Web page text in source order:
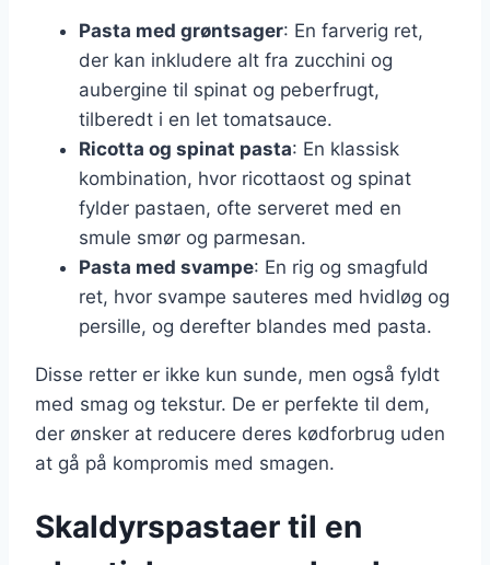
Pasta med grøntsager: En farverig ret,
der kan inkludere alt fra zucchini og
aubergine til spinat og peberfrugt,
tilberedt i en let tomatsauce.
Ricotta og spinat pasta: En klassisk
kombination, hvor ricottaost og spinat
fylder pastaen, ofte serveret med en
smule smør og parmesan.
Pasta med svampe: En rig og smagfuld
ret, hvor svampe sauteres med hvidløg og
persille, og derefter blandes med pasta.
Disse retter er ikke kun sunde, men også fyldt
med smag og tekstur. De er perfekte til dem,
der ønsker at reducere deres kødforbrug uden
at gå på kompromis med smagen.
Skaldyrspastaer til en